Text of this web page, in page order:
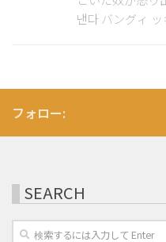
낸다 バングィ ッ
フォロー:
SEARCH